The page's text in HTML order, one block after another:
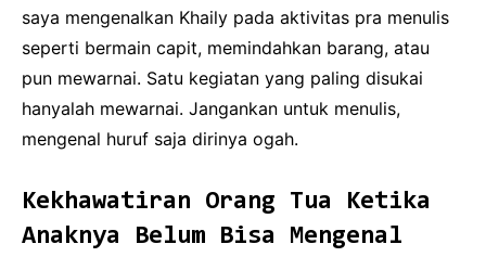
saya mengenalkan Khaily pada aktivitas pra menulis
seperti bermain capit, memindahkan barang, atau
pun mewarnai. Satu kegiatan yang paling disukai
hanyalah mewarnai. Jangankan untuk menulis,
mengenal huruf saja dirinya ogah.
Kekhawatiran Orang Tua Ketika
Anaknya Belum Bisa Mengenal